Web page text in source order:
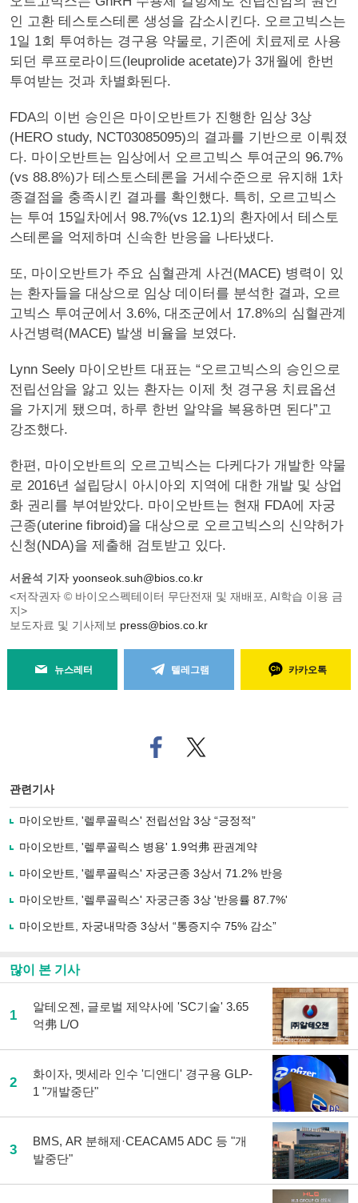
인 고환 테스토스테론 생성을 감소시킨다. 오르고빅스는
1일 1회 투여하는 경구용 약물로, 기존에 치료제로 사용
되던 루프로라이드(leuprolide acetate)가 3개월에 한번
투여받는 것과 차별화된다.
FDA의 이번 승인은 마이오반트가 진행한 임상 3상
(HERO study, NCT03085095)의 결과를 기반으로 이뤄졌
다. 마이오반트는 임상에서 오르고빅스 투여군의 96.7%
(vs 88.8%)가 테스토스테론을 거세수준으로 유지해 1차
종결점을 충족시킨 결과를 확인했다. 특히, 오르고빅스
는 투여 15일차에서 98.7%(vs 12.1)의 환자에서 테스토
스테론을 억제하며 신속한 반응을 나타냈다.
또, 마이오반트가 주요 심혈관계 사건(MACE) 병력이 있
는 환자들을 대상으로 임상 데이터를 분석한 결과, 오르
고빅스 투여군에서 3.6%, 대조군에서 17.8%의 심혈관계
사건병력(MACE) 발생 비율을 보였다.
Lynn Seely 마이오반트 대표는 “오르고빅스의 승인으로
전립선암을 앓고 있는 환자는 이제 첫 경구용 치료옵션
을 가지게 됐으며, 하루 한번 알약을 복용하면 된다”고
강조했다.
한편, 마이오반트의 오르고빅스는 다케다가 개발한 약물
로 2016년 설립당시 아시아외 지역에 대한 개발 및 상업
화 권리를 부여받았다. 마이오반트는 현재 FDA에 자궁
근종(uterine fibroid)을 대상으로 오르고빅스의 신약허가
신청(NDA)을 제출해 검토받고 있다.
서윤석 기자 yoonseok.suh@bios.co.kr
<저작권자 © 바이오스펙테이터 무단전재 및 재배포, AI학습 이용 금
지>
보도자료 및 기사제보 press@bios.co.kr
뉴스레터 텔레그램 카카오톡
페
이
로
기
사
유
기
트위
터로
관련기사
마이오반트, '렐루골릭스' 전립선암 3상 “긍정적”
마이오반트, '렐루골릭스 병용' 1.9억弗 판권계약
마이오반트, '렐루골릭스' 자궁근종 3상서 71.2% 반응
마이오반트, '렐루골릭스' 자궁근종 3상 '반응률 87.7%'
마이오반트, 자궁내막증 3상서 “통증지수 75% 감소”
많이 본 기사
1
알테오젠, 글로벌 제약사에 'SC기술' 3.65
억弗 L/O
2
화이자, 멧세라 인수 '디앤디' 경구용 GLP-
1 "개발중단"
3
BMS, AR 분해제·CEACAM5 ADC 등 "개
발중단"